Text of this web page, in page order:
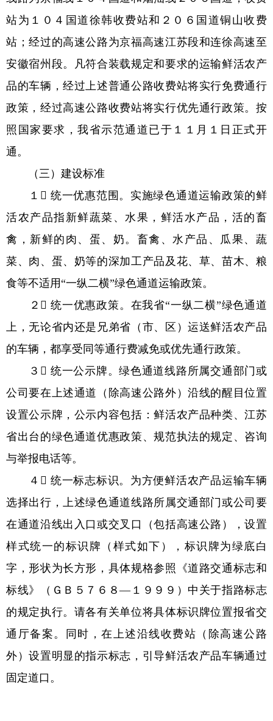
站为１０４国道徐韩收费站和２０６国道铜山收费
站；经过的高速公路为京福高速江苏段和连徐高速至
安徽宿州段。凡符合装载规定和要求的运输鲜活农产
品的车辆，经过上述普通公路收费站将实行免费通行
政策，经过高速公路收费站将实行优先通行政策。按
照国家要求，我省示范通道已于１１月１日正式开
通。
（三）建设标准
１ 统一优惠范围。实施绿色通道运输政策的鲜
活农产品指新鲜蔬菜、水果，鲜活水产品，活的畜
禽，新鲜的肉、蛋、奶。畜禽、水产品、瓜果、蔬
菜、肉、蛋、奶等的深加工产品及花、草、苗木、粮
食等不适用“一纵二横”绿色通道运输政策。
２ 统一优惠政策。在我省“一纵二横”绿色通道
上，无论省内还是兄弟省（市、区）运送鲜活农产品
的车辆，都享受同等通行费减免或优先通行政策。
３ 统一公示牌。绿色通道线路所属交通部门或
公司要在上述通道（除高速公路外）沿线的醒目位置
设置公示牌，公示内容包括：鲜活农产品种类、江苏
省出台的绿色通道优惠政策、规范执法的规定、咨询
与举报电话等。
４ 统一标志标识。为方便鲜活农产品运输车辆
选择出行，上述绿色通道线路所属交通部门或公司要
在通道沿线出入口或交叉口（包括高速公路），设置
样式统一的标识牌（样式如下），标识牌为绿底白
字，形状为长方形，具体规格参照《道路交通标志和
标线》（ＧＢ５７６８—１９９９）中关于指路标志
的规定执行。请各有关单位将具体标识牌位置报省交
通厅备案。同时，在上述沿线收费站（除高速公路
外）设置明显的指示标志，引导鲜活农产品车辆通过
固定道口。